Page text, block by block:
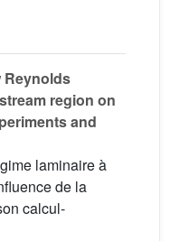
Reynolds
region on
and
laminaire à
de la
calcul-